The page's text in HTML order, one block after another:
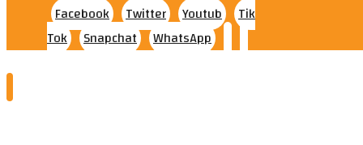
Facebook Twitter Youtub
Tik
Tok
Snapchat WhatsApp